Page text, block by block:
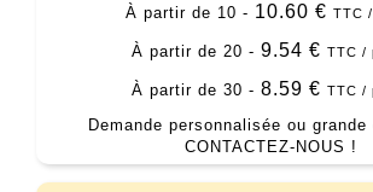
À partir de 10 - 10.60 € TTC
À partir de 20 - 9.54 € TTC /
À partir de 30 - 8.59 € TTC /
Demande personnalisée ou
CONTACTEZ-NOUS !